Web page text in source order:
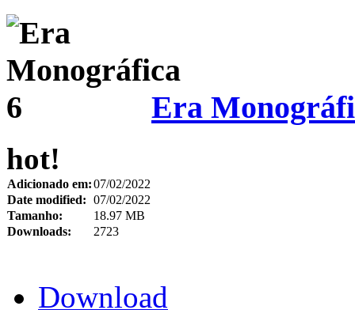
Era
hot!
Adicionado em:07/02/2022
Date modified: 07/02/2022
Tamanho:
18.97 MB
Downloads:
2723
Download